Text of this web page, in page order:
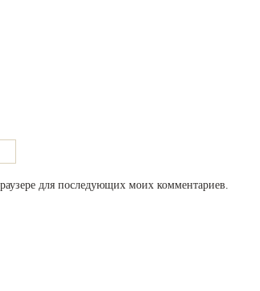
для последующих моих комментариев.